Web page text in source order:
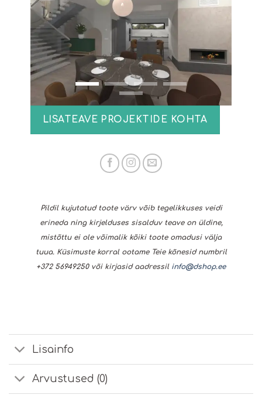
LISATEAVE PROJEKTIDE KOHTA
Pildil kujutatud toote värv võib tegelikkuses veidi
erineda ning kirjelduses sisalduv teave on üldine,
mistõttu ei ole võimalik kõiki toote omadusi välja
tuua. Küsimuste korral ootame Teie kõnesid numbril
+372 56949250 või kirjasid aadressil info@dshop.ee
Lisainfo
Arvustused (0)